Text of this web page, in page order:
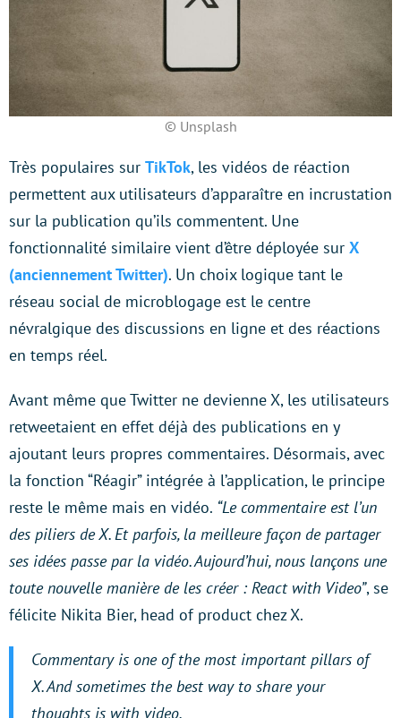
© Unsplash
Très populaires sur TikTok, les vidéos de réaction
permettent aux utilisateurs d’apparaître en incrustation
sur la publication qu’ils commentent. Une
fonctionnalité similaire vient d’être déployée sur X
(anciennement Twitter). Un choix logique tant le
réseau social de microblogage est le centre
névralgique des discussions en ligne et des réactions
en temps réel.
Avant même que Twitter ne devienne X, les utilisateurs
retweetaient en effet déjà des publications en y
ajoutant leurs propres commentaires. Désormais, avec
la fonction “Réagir” intégrée à l’application, le principe
reste le même mais en vidéo. “Le commentaire est l’un
des piliers de X. Et parfois, la meilleure façon de partager
ses idées passe par la vidéo. Aujourd’hui, nous lançons une
toute nouvelle manière de les créer : React with Video”, se
félicite Nikita Bier, head of product chez X.
Commentary is one of the most important pillars of
X. And sometimes the best way to share your
thoughts is with video.